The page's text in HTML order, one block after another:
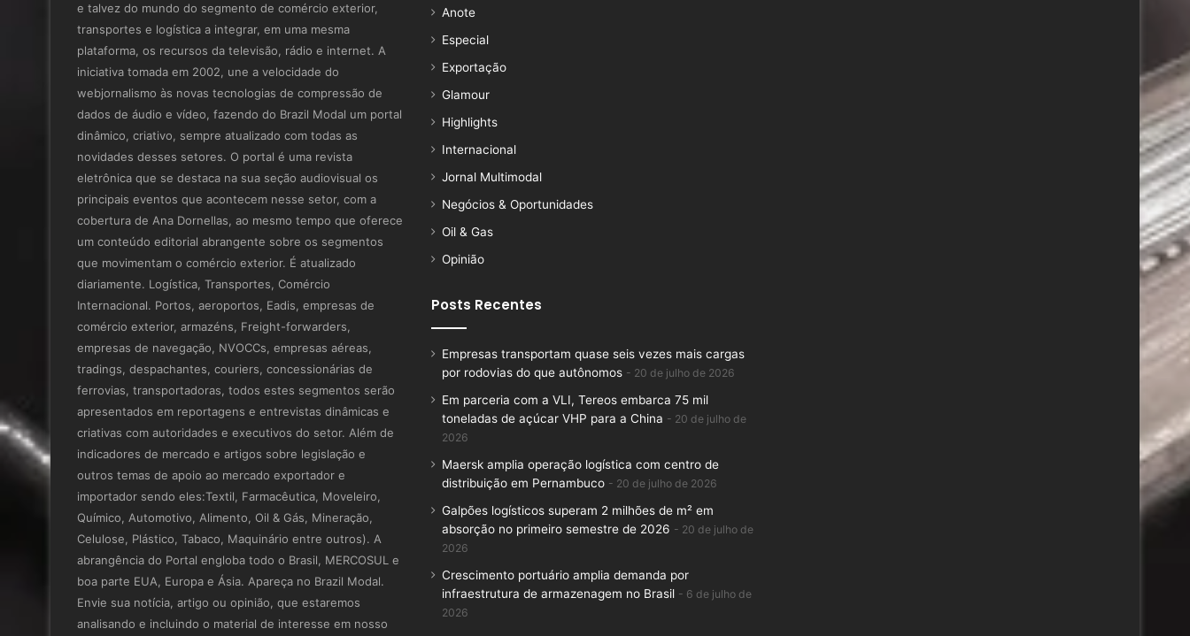
e talvez do mundo do segmento de comércio exterior,
transportes e logística a integrar, em uma mesma
plataforma, os recursos da televisão, rádio e internet. A
iniciativa tomada em 2002, une a velocidade do
webjornalismo às novas tecnologias de compressão de
dados de áudio e vídeo, fazendo do Brazil Modal um portal
dinâmico, criativo, sempre atualizado com todas as
novidades desses setores. O portal é uma revista
eletrônica que se destaca na sua seção audiovisual os
principais eventos que acontecem nesse setor, com a
cobertura de Ana Dornellas, ao mesmo tempo que oferece
um conteúdo editorial abrangente sobre os segmentos
que movimentam o comércio exterior. É atualizado
diariamente. Logística, Transportes, Comércio
Internacional. Portos, aeroportos, Eadis, empresas de
comércio exterior, armazéns, Freight-forwarders,
empresas de navegação, NVOCCs, empresas aéreas,
tradings, despachantes, couriers, concessionárias de
ferrovias, transportadoras, todos estes segmentos serão
apresentados em reportagens e entrevistas dinâmicas e
criativas com autoridades e executivos do setor. Além de
indicadores de mercado e artigos sobre legislação e
outros temas de apoio ao mercado exportador e
importador sendo eles:Textil, Farmacêutica, Moveleiro,
Químico, Automotivo, Alimento, Oil & Gás, Mineração,
Celulose, Plástico, Tabaco, Maquinário entre outros). A
abrangência do Portal engloba todo o Brasil, MERCOSUL e
boa parte EUA, Europa e Ásia. Apareça no Brazil Modal.
Envie sua notícia, artigo ou opinião, que estaremos
analisando e incluindo o material de interesse em nosso
Anote
Especial
Exportação
Glamour
Highlights
Internacional
Jornal Multimodal
Negócios & Oportunidades
Oil & Gas
Opinião
Posts Recentes
Empresas transportam quase seis vezes mais cargas
por rodovias do que autônomos
20 de julho de 2026
Em parceria com a VLI, Tereos embarca 75 mil
toneladas de açúcar VHP para a China
20 de julho de
2026
Maersk amplia operação logística com centro de
distribuição em Pernambuco
20 de julho de 2026
Galpões logísticos superam 2 milhões de m² em
absorção no primeiro semestre de 2026
20 de julho de
2026
Crescimento portuário amplia demanda por
infraestrutura de armazenagem no Brasil
6 de julho de
2026